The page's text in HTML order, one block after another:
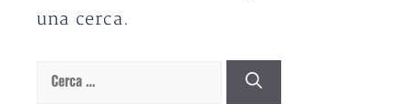
una cerca.
Cerca: